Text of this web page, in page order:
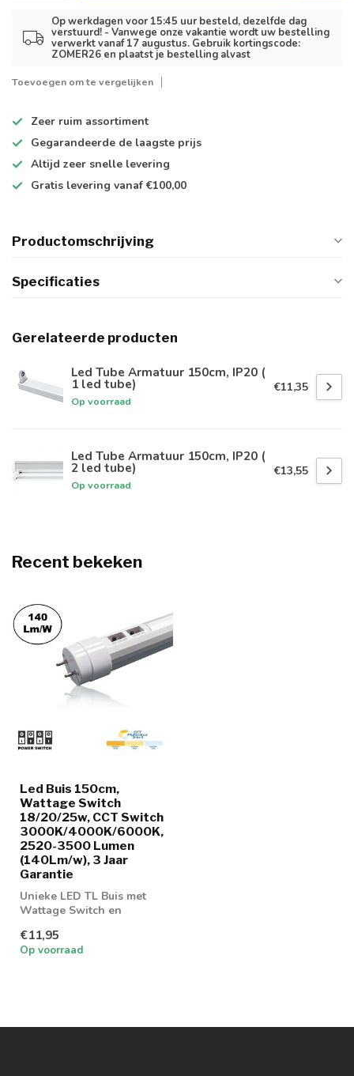
Op werkdagen voor 15:45 uur besteld, dezelfde dag
verstuurd! - Vanwege onze vakantie wordt uw bestelling
verwerkt vanaf 17 augustus. Gebruik kortingscode:
ZOMER26 en plaatst je bestelling alvast
Toevoegen om te vergelijken
Zeer ruim assortiment
Gegarandeerde de laagste prijs
Altijd zeer snelle levering
Gratis levering vanaf €100,00
Productomschrijving
Specificaties
Gerelateerde producten
Led Tube Armatuur 150cm, IP20 (
1 led tube)
Op voorraad
€11,35
Led Tube Armatuur 150cm, IP20 (
2 led tube)
Op voorraad
€13,55
Recent bekeken
Led Buis 150cm,
Wattage Switch
18/20/25w, CCT Switch
3000K/4000K/6000K,
2520-3500 Lumen
(140Lm/w), 3 Jaar
Garantie
Unieke LED TL Buis met
Wattage Switch en
€11,95
Op voorraad